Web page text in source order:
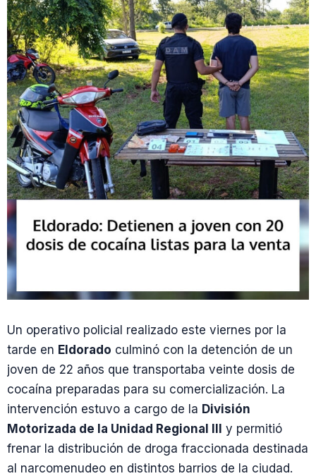
Un operativo policial realizado este viernes por la
tarde en Eldorado culminó con la detención de un
joven de 22 años que transportaba veinte dosis de
cocaína preparadas para su comercialización. La
intervención estuvo a cargo de la División
Motorizada de la Unidad Regional III
y permitió
frenar la distribución de droga fraccionada destinada
al narcomenudeo en distintos barrios de la ciudad.